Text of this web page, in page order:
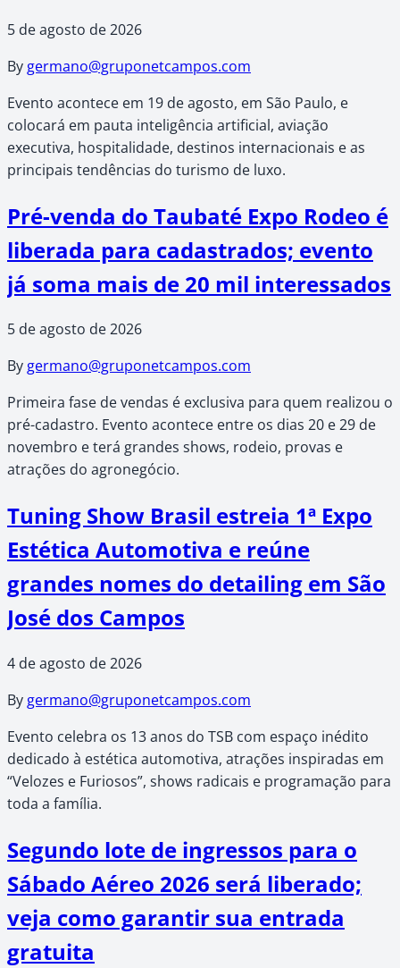
5 de agosto de 2026
By germano@gruponetcampos.com
Evento acontece em 19 de agosto, em São Paulo, e
colocará em pauta inteligência artificial, aviação
executiva, hospitalidade, destinos internacionais e as
principais tendências do turismo de luxo.
Pré-venda do Taubaté Expo Rodeo é
liberada para cadastrados; evento
já soma mais de 20 mil interessados
5 de agosto de 2026
Bygermano@gruponetcampos.com
Primeira fase de vendas é exclusiva para quem realizou o
pré-cadastro. Evento acontece entre os dias 20 e 29 de
novembro e terá grandes shows, rodeio, provas e
atrações do agronegócio.
Tuning Show Brasil estreia 1ª Expo
Estética Automotiva e reúne
grandes nomes do detailing em São
José dos Campos
4 de agosto de 2026
By germano@gruponetcampos.com
Evento celebra os 13 anos do TSB com espaço inédito
dedicado à estética automotiva, atrações inspiradas em
“Velozes e Furiosos”, shows radicais e programação para
toda a família.
Segundo lote de ingressos para o
Sábado Aéreo 2026 será liberado;
veja como garantir sua entrada
gratuita